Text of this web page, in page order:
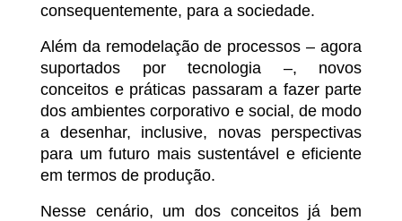
consequentemente, para a sociedade.
Além da remodelação de processos – agora
suportados por tecnologia –, novos
conceitos e práticas passaram a fazer parte
dos ambientes corporativo e social, de modo
a desenhar, inclusive, novas perspectivas
para um futuro mais sustentável e eficiente
em termos de produção.
Nesse cenário, um dos conceitos já bem